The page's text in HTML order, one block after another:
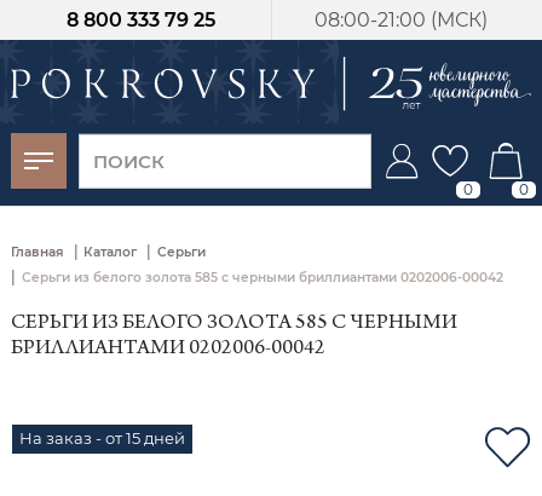
08:00-21:00 (МСК)
8 800 333 79 25
0 0
Главная | Каталог | Серьги
| Серьги из белого золота 585 с черными бриллиантами 0202006-00042
СЕРЬГИ ИЗ БЕЛОГО ЗОЛОТА 585 С ЧЕРНЫМИ
БРИЛЛИАНТАМИ 0202006-00042
На заказ - от 15 дней
-30%
от 15 дней с
момента оплаты